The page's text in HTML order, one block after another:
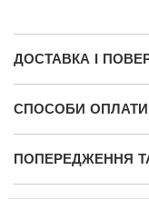
ДОСТАВКА І
СПОСОБИ ОПЛАТИ
ПОПЕРЕДЖЕННЯ